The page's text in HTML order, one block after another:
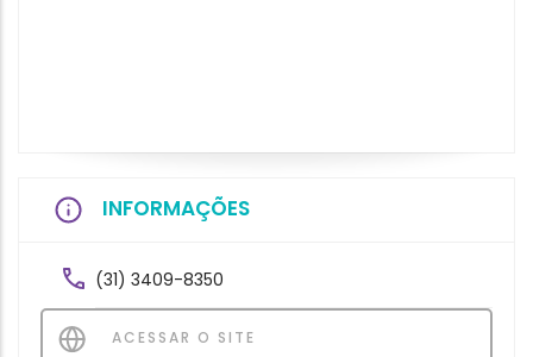
INFORMAÇÕES
(31) 3409-8350
ACESSAR O SITE